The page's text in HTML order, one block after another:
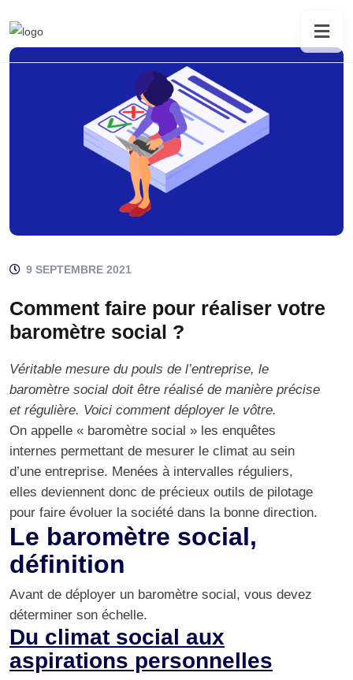
9 SEPTEMBRE 2021
Comment faire pour réaliser votre
baromètre social ?
Véritable mesure du pouls de l’entreprise, le
baromètre social doit être réalisé de manière précise
et régulière. Voici comment déployer le vôtre.
On appelle « baromètre social » les enquêtes
internes permettant de mesurer le climat au sein
d’une entreprise. Menées à intervalles réguliers,
elles deviennent donc de précieux outils de pilotage
pour faire évoluer la société dans la bonne direction.
Le baromètre social,
définition
Avant de déployer un baromètre social, vous devez
déterminer son échelle.
Du climat social aux
aspirations personnelles